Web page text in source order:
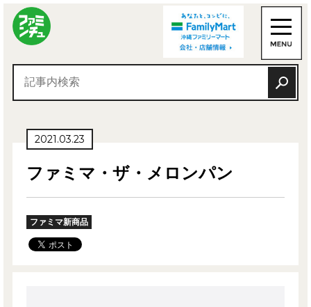
2021.03.23
ファミマ・ザ・メロンパン
ファミマ新商品